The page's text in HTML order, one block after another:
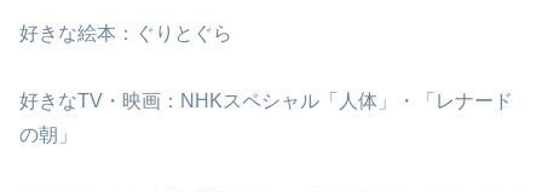
好きな絵本：ぐりとぐら
好きなTV・映画：NHKスペシャル「人体」・「レナード
の朝」